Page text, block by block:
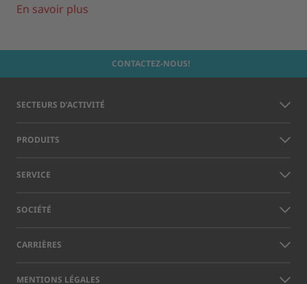
En savoir plus
CONTACTEZ-NOUS!
SECTEURS D’ACTIVITÉ
PRODUITS
SERVICE
SOCIÉTÉ
CARRIÈRES
MENTIONS LÉGALES